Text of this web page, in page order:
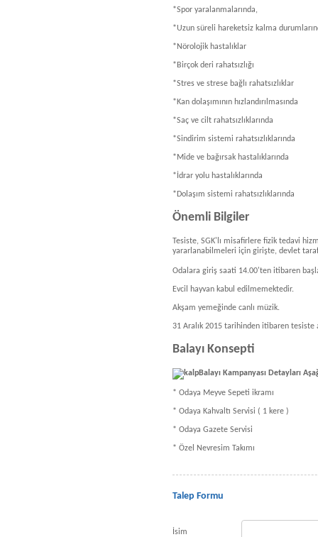
*Spor yaralanmalarında,
*Uzun süreli hareketsiz kalma
*Nörolojik hastalıklar
*Birçok deri rahatsızlığı
*Stres ve strese bağlı rahatsızlıklar
*Kan dolaşımının hızlandırılmasında
*Saç ve cilt rahatsızlıklarında
*Sindirim sistemi rahatsızlıklarında
*Mide ve bağırsak hastalıklarında
*İdrar yolu hastalıklarında
*Dolaşım sistemi rahatsızlıklarında
Önemli Bilgiler
Tesiste, SGK'lı misafirlere fizik tedavi
yararlanabilmeleri için girişte, devlet
Odalara giriş saati 14.00'ten itibaren
Evcil hayvan kabul edilmemektedir.
Akşam yemeğinde canlı müzik.
31 Aralık 2015 tarihinden itibaren tesiste
Balayı Konsepti
Balayı Kampanyası Detayları
* Odaya Meyve Sepeti ikramı
* Odaya Kahvaltı Servisi ( 1 kere )
* Odaya Gazete Servisi
* Özel Nevresim Takımı
Talep Formu
İsim